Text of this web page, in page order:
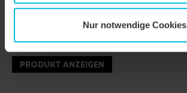
Nur notwendige Cookies
PRODUKT ANZEIGEN